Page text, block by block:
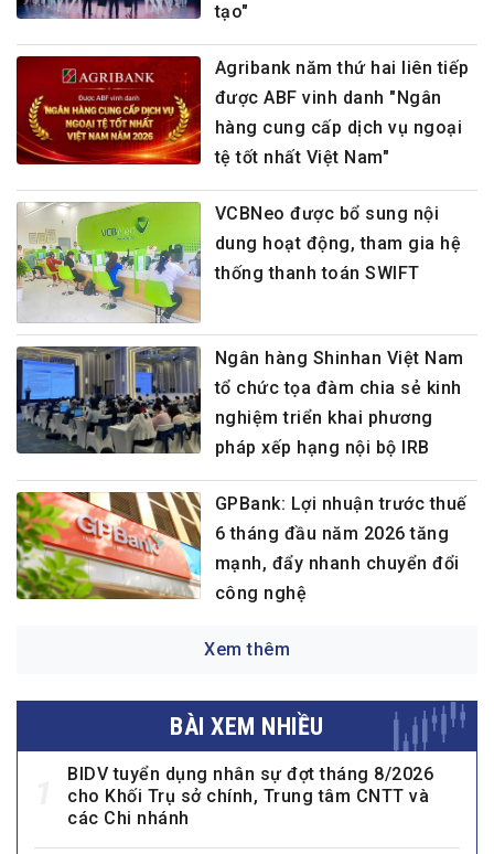
tạo"
Agribank năm thứ hai liên tiếp
được ABF vinh danh "Ngân
hàng cung cấp dịch vụ ngoại
tệ tốt nhất Việt Nam"
VCBNeo được bổ sung nội
dung hoạt động, tham gia hệ
thống thanh toán SWIFT
Ngân hàng Shinhan Việt Nam
tổ chức tọa đàm chia sẻ kinh
nghiệm triển khai phương
pháp xếp hạng nội bộ IRB
GPBank: Lợi nhuận trước thuế
6 tháng đầu năm 2026 tăng
mạnh, đẩy nhanh chuyển đổi
công nghệ
Xem thêm
BÀI XEM NHIỀU
BIDV tuyển dụng nhân sự đợt tháng 8/2026
cho Khối Trụ sở chính, Trung tâm CNTT và
các Chi nhánh